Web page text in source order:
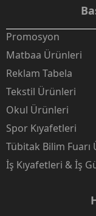
Promosyon
Matbaa Ürünleri
Reklam Tabela
Tekstil Ürünleri
Okul Ürünleri
Spor Kıyafetleri
Tübitak Bilim Fuarı
İş Kıyafetleri & İş